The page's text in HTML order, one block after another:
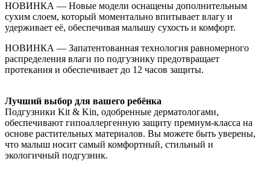
НОВИНКА — Новые модели оснащены дополнительным
сухим слоем, который моментально впитывает влагу и
удерживает её, обеспечивая малышу сухость и комфорт.
НОВИНКА — Запатентованная технология равномерного
распределения влаги по подгузнику предотвращает
протекания и обеспечивает до 12 часов защиты.
Лучший выбор для вашего ребёнка
Подгузники Kit & Kin, одобренные дерматологами,
обеспечивают гипоаллергенную защиту премиум-класса на
основе растительных материалов. Вы можете быть уверены,
что малыш носит самый комфортный, стильный и
экологичный подгузник.